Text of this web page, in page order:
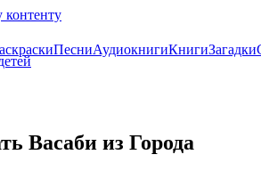
ПесниАудиокнигиКнигиЗагадки
Васаби из Города